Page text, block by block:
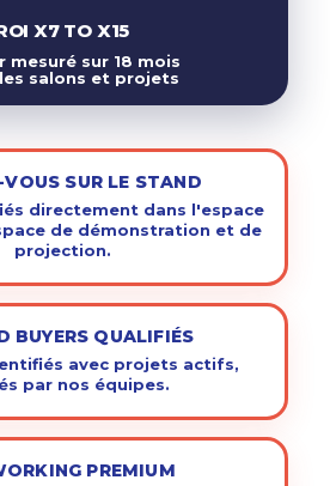
X7 TO X15
mesuré sur 18 mois
salons et projets
VOUS SUR LE STAND
directement dans l'espace
de démonstration et de
projection.
BUYERS QUALIFIÉS
avec projets actifs,
par nos équipes.
PREMIUM